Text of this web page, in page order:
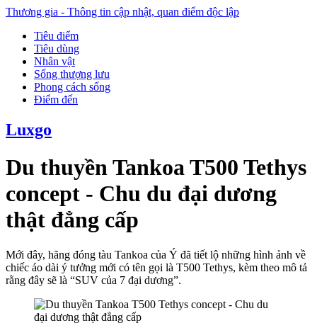
Thương gia - Thông tin cập nhật, quan điểm độc lập
Tiêu điểm
Tiêu dùng
Nhân vật
Sống thượng lưu
Phong cách sống
Điểm đến
Luxgo
Du thuyền Tankoa T500 Tethys
concept - Chu du đại dương
thật đẳng cấp
Mới đây, hãng đóng tàu Tankoa của Ý đã tiết lộ những hình ảnh về
chiếc áo dài ý tưởng mới có tên gọi là T500 Tethys, kèm theo mô tả
rằng đây sẽ là “SUV của 7 đại dương”.